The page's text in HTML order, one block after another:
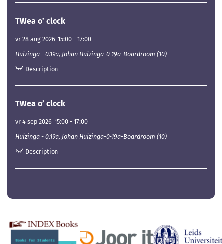
TWea o’ clock
vr 28 aug 2026 15:00 - 17:00
Huizinga - 0.19a, Johan Huizinga-0-19a-Boardroom (10)
Description
TWea o’ clock
vr 4 sep 2026 15:00 - 17:00
Huizinga - 0.19a, Johan Huizinga-0-19a-Boardroom (10)
Description